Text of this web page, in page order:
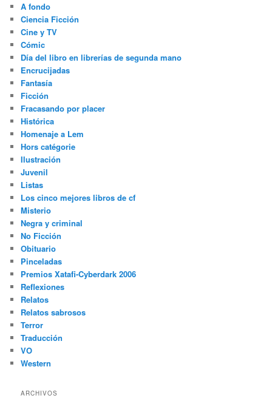
A fondo
Ciencia Ficción
Cine y TV
Cómic
Día del libro en librerías de segunda mano
Encrucijadas
Fantasía
Ficción
Fracasando por placer
Histórica
Homenaje a Lem
Hors catégorie
Ilustración
Juvenil
Listas
Los cinco mejores libros de cf
Misterio
Negra y criminal
No Ficción
Obituario
Pinceladas
Premios Xatafi-Cyberdark 2006
Reflexiones
Relatos
Relatos sabrosos
Terror
Traducción
VO
Western
ARCHIVOS